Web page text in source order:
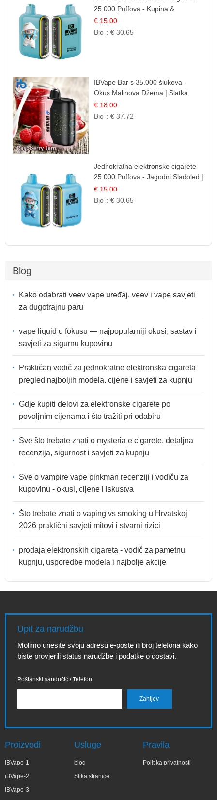
25.000 Puffova - Kupina &
Borovnica | Šumska Voćna
Mješavina
€ 15.00
Bio：€ 30.65
IBVape Bar s 35.000 šlukova -
Okus Malinova Džema | Slatka
Voćna Aroma
€ 18.00
Bio：€ 37.72
Jednokratna elektronske cigarete
25.000 Puffova - Jagodni Sladoled |
Kremasta Slatka Okus
€ 15.00
Bio：€ 30.65
Blog
Kako odabrati veev vape uređaj, veev i vape savjeti
za dugotrajnu paru
vape liquid u fokusu — najpopularniji okusi, sastav i
savjeti za sigurnu kupovinu
Praktičan vodič za jednokratne elektronska cigareta
pregled najboljih modela, cijene i savjeti za kupnju
Gdje kupiti delovi za elektronske cigarete po
povoljnim cijenama i što tražiti pri odabiru
Sve što trebate znati o mysteria e cigarete, detaljna
recenzija, sigurnost i savjeti za kupnju
Sve o vampire vape pinkman recenziji i vodiču za
kupovinu - okusi, cijene i iskustva
Što trebate znati o vaping vs smoking u Hrvatskoj
2026 praktični savjeti mitovi i stvarni rizici
prodaja elektronskih cigareta - vodič za pametnu
kupnju, usporedbe modela i najbolje akcije
Upit za narudžbu
Molimo unesite svoju adresu e-pošte ili broj telefona kako
biste provjerili status narudžbe i podatke o dostavi.
Poštanski sandučić / Telefon
Proizvodi
iBVape-1
iBVape-2
iBVape-3
Usluge
blog
Slika stranice
Pravila
Politika privatnosti